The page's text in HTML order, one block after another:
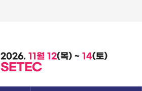
2026. 11월 12(목) ~ 14(토)
SETEC